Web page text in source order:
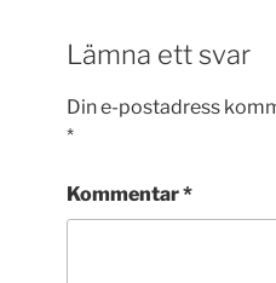
Lämna ett svar
Din e-postadress
*
Kommentar*